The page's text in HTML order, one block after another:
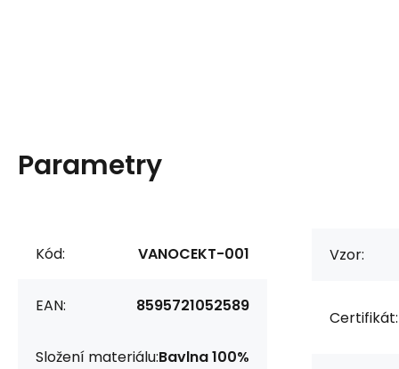
Parametry
Kód: VANOCEKT-001
EAN: 8595721052589
Složení materiálu:Bavlna 100%
Vzor:
Certifikát: